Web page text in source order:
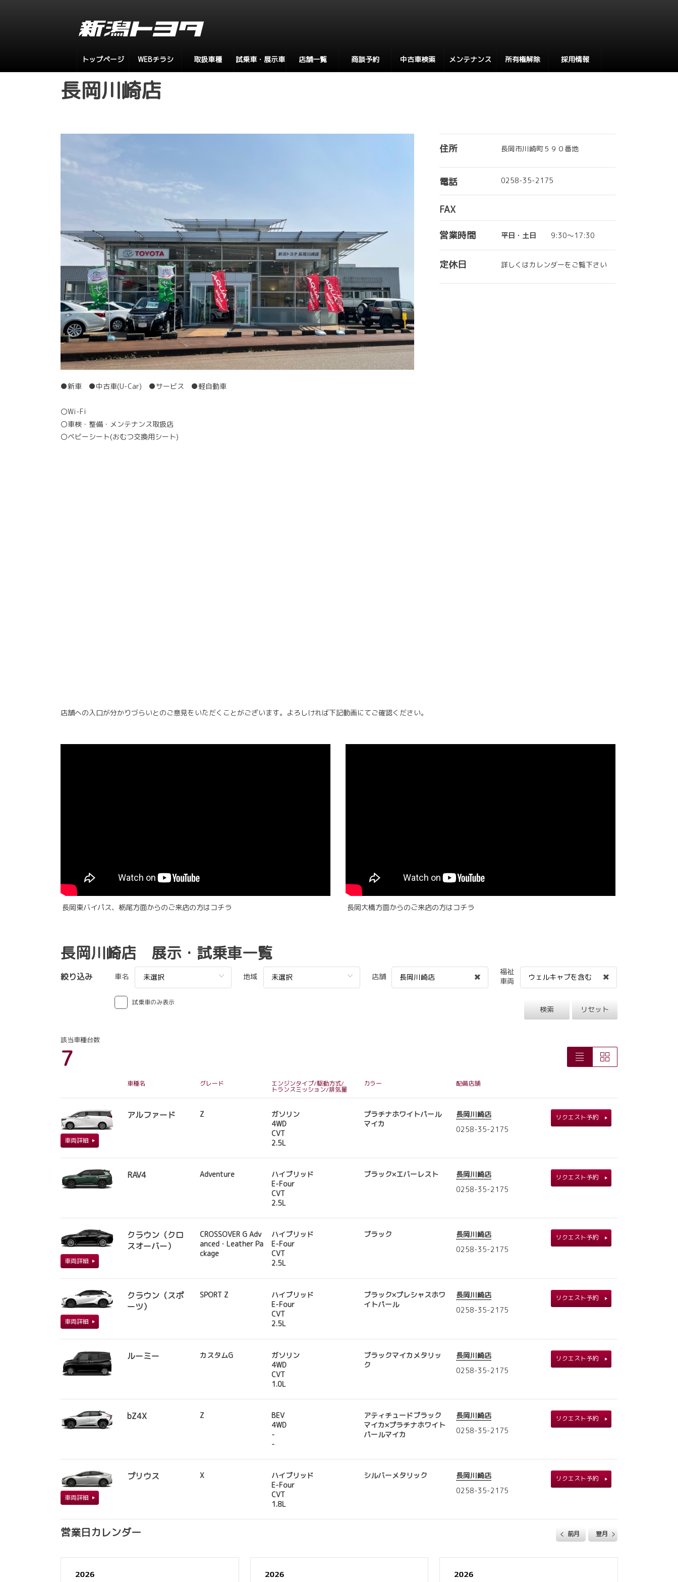
トップページ WEBチラシ 取扱車種 試乗車・展示車 店舗一覧 商談予約 中古車検索 メンテナンス 所有権解除 採用情報
長岡川崎店
住所 長岡市川崎町５９０番地
電話 0258-35-2175
FAX
営業時間 平日・土日 9:30～17:30
定休日 詳しくはカレンダーをご覧下さい
●新車 ●中古車(U-Car) ●サービス ●軽自動車
〇Wi-Fi
〇車検・整備・メンテナンス取扱店
〇ベビーシート(おむつ交換用シート)
店舗への入口が分かりづらいとのご意見をいただくことがございます。よろしければ下記動画にてご確認ください。
長岡東バイパス、栃尾方面からのご来店の方はコチラ 長岡大橋方面からのご来店の方はコチラ
長岡川崎店 展示・試乗車一覧
絞り込み 車名 未選択 地域 未選択 店舗 長岡川崎店
福祉
車両
ウェルキャブを含む
試乗車のみ表示
検索 リセット
該当車種台数
7
車種名 グレード エンジンタイプ/駆動方式/
トランスミッション/排気量
カラー 配備店舗
アルファード
車両詳細
Z
ガソリン
4WD
CVT
2.5L
プラチナホワイトパール
マイカ
長岡川崎店
0258-35-2175
リクエスト予約
RAV4 Adventure
ハイブリッド
E-Four
CVT
2.5L
ブラック×エバーレスト
長岡川崎店
0258-35-2175
リクエスト予約
クラウン（クロ
スオーバー）
車両詳細
CROSSOVER G Adv
anced・Leather Pa
ckage
ハイブリッド
E-Four
CVT
2.5L
ブラック
長岡川崎店
0258-35-2175
リクエスト予約
クラウン（スポ
ーツ）
車両詳細
SPORT Z
ハイブリッド
E-Four
CVT
2.5L
ブラック×プレシャスホワ
イトパール
長岡川崎店
0258-35-2175
リクエスト予約
ルーミー カスタムG
ガソリン
4WD
CVT
1.0L
ブラックマイカメタリッ
ク
長岡川崎店
0258-35-2175
リクエスト予約
bZ4X Z
BEV
4WD
-
-
アティチュードブラック
マイカ×プラチナホワイト
パールマイカ
長岡川崎店
0258-35-2175
リクエスト予約
プリウス
車両詳細
X
ハイブリッド
E-Four
CVT
1.8L
シルバーメタリック
長岡川崎店
0258-35-2175
リクエスト予約
営業日カレンダー 前月 翌月